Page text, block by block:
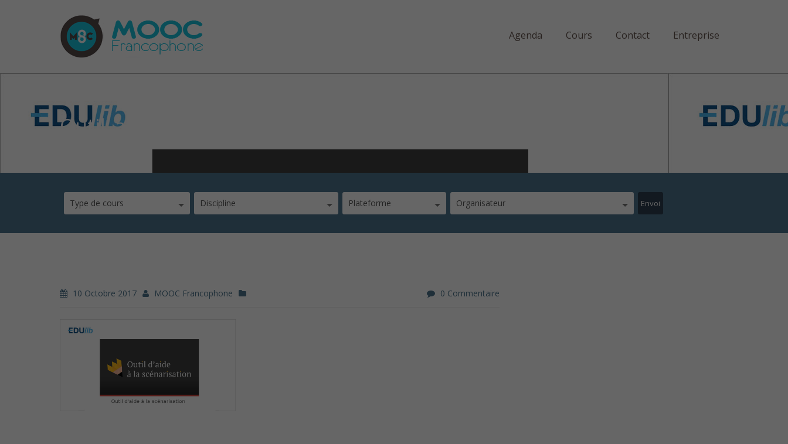
Agenda Cours Contact Entreprise
Outil_aide_a_la_scenarisation
Type de cours Discipline Plateforme Organisateur
10 Octobre 2017 MOOC Francophone 0 Commentaire